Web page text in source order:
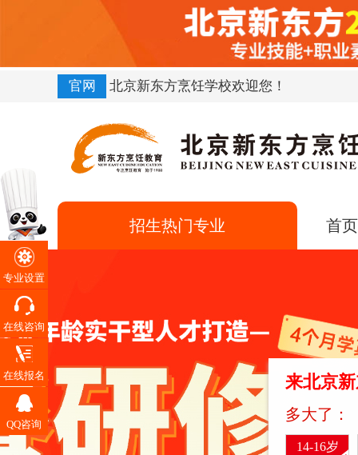
官网 北京新东方烹饪学校欢迎您！
招生热门专业
业
金鼎大厨 三年制
Western chef 两年制
两年制
欧尚西点 三年制
首页
专业设置
在线咨询
在线报名
QQ咨询
来北京
多大了：
14-16岁